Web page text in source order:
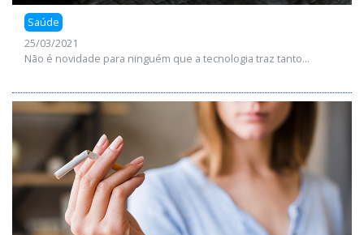
Saúde
25/03/2021
Não é novidade para ninguém que a tecnologia traz tanto...